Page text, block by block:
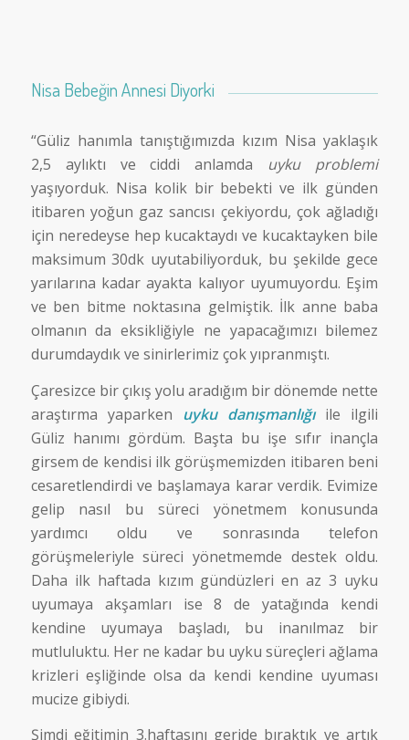
Nisa Bebeğin Annesi Diyorki
“Güliz hanımla tanıştığımızda kızım Nisa yaklaşık
2,5 aylıktı ve ciddi anlamda uyku problemi
yaşıyorduk. Nisa kolik bir bebekti ve ilk günden
itibaren yoğun gaz sancısı çekiyordu, çok ağladığı
için neredeyse hep kucaktaydı ve kucaktayken bile
maksimum 30dk uyutabiliyorduk, bu şekilde gece
yarılarına kadar ayakta kalıyor uyumuyordu. Eşim
ve ben bitme noktasına gelmiştik. İlk anne baba
olmanın da eksikliğiyle ne yapacağımızı bilemez
durumdaydık ve sinirlerimiz çok yıpranmıştı.
Çaresizce bir çıkış yolu aradığım bir dönemde nette
araştırma yaparken uyku danışmanlığıile ilgili
Güliz hanımı gördüm. Başta bu işe sıfır inançla
girsem de kendisi ilk görüşmemizden itibaren beni
cesaretlendirdi ve başlamaya karar verdik. Evimize
gelip nasıl bu süreci yönetmem konusunda
yardımcı oldu ve sonrasında telefon
görüşmeleriyle süreci yönetmemde destek oldu.
Daha ilk haftada kızım gündüzleri en az 3 uyku
uyumaya akşamları ise 8 de yatağında kendi
kendine uyumaya başladı, bu inanılmaz bir
mutluluktu. Her ne kadar bu uyku süreçleri ağlama
krizleri eşliğinde olsa da kendi kendine uyuması
mucize gibiydi.
Şimdi eğitimin 3.haftasını geride bıraktık ve artık